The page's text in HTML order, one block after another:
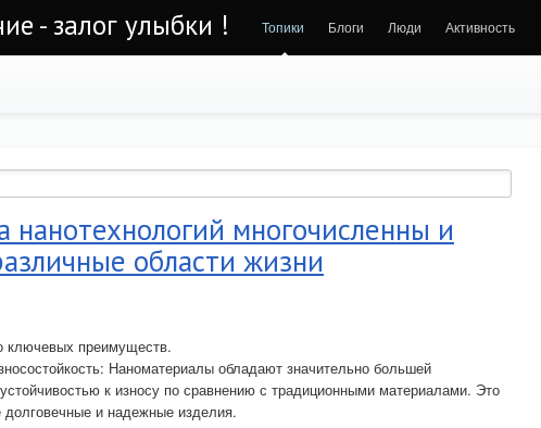
- залог улыбки ! Топики Блоги Люди Активность
многочисленны и
области жизни
ключевых преимуществ.
Наноматериалы обладают значительно большей
к износу по сравнению с традиционными материалами. Это
долговечные и надежные изделия.